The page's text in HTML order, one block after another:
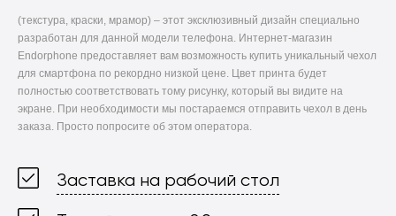
(текстура, краски, мрамор) – этот эксклюзивный дизайн специально
разработан для данной модели телефона. Интернет-магазин
Endorphone предоставляет вам возможность купить уникальный чехол
для смартфона по рекордно низкой цене. Цвет принта будет
полностью соответствовать тому рисунку, который вы видите на
экране. При необходимости мы постараемся отправить чехол в день
заказа. Просто попросите об этом оператора.
Заставка на рабочий стол